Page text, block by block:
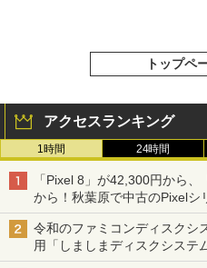
トップペ
アクセスランキング
1時間 24時間
「Pixel 8」が42,300円から
から！秋葉原で中古のPixelシ
令和のファミコンディスクシ
用「しましまディスクシステ